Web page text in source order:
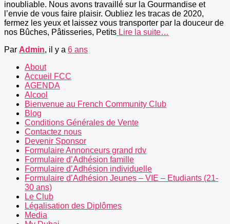
inoubliable. Nous avons travaillé sur la Gourmandise et
l’envie de vous faire plaisir. Oubliez les tracas de 2020,
fermez les yeux et laissez vous transporter par la douceur de
nos Bûches, Pâtisseries, Petits Lire la suite…
Par Admin, il y a 6 ans
About
Accueil FCC
AGENDA
Alcool
Bienvenue au French Community Club
Blog
Conditions Générales de Vente
Contactez nous
Devenir Sponsor
Formulaire Annonceurs grand rdv
Formulaire d’Adhésion famille
Formulaire d’Adhésion individuelle
Formulaire d’Adhésion Jeunes – VIE – Etudiants (21-
30 ans)
Le Club
Légalisation des Diplômes
Media